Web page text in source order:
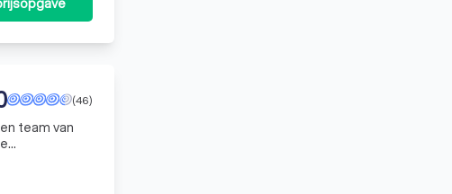
(46)
team van